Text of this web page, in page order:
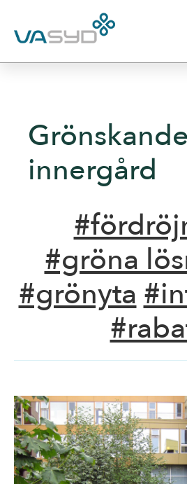
Grönskande
innergård
#gröna
#grönyta